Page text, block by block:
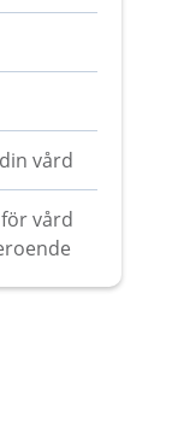
vård
vård